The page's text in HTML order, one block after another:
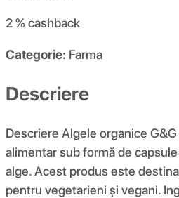
2 %cashback
Categorie: Farma
Descriere
Descriere Algele organice
alimentar sub formă de
alge. Acest produs este
pentru vegetarieni și vegani.